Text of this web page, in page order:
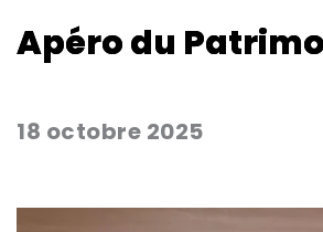
Apéro du
18 octobre 2025